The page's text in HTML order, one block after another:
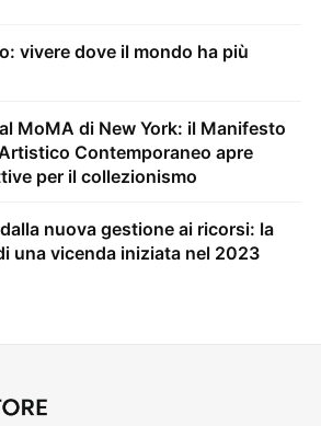
vivere dove il mondo ha più
MoMA di New York: il Manifesto
Contemporaneo apre
per il collezionismo
nuova gestione ai ricorsi: la
una vicenda iniziata nel 2023